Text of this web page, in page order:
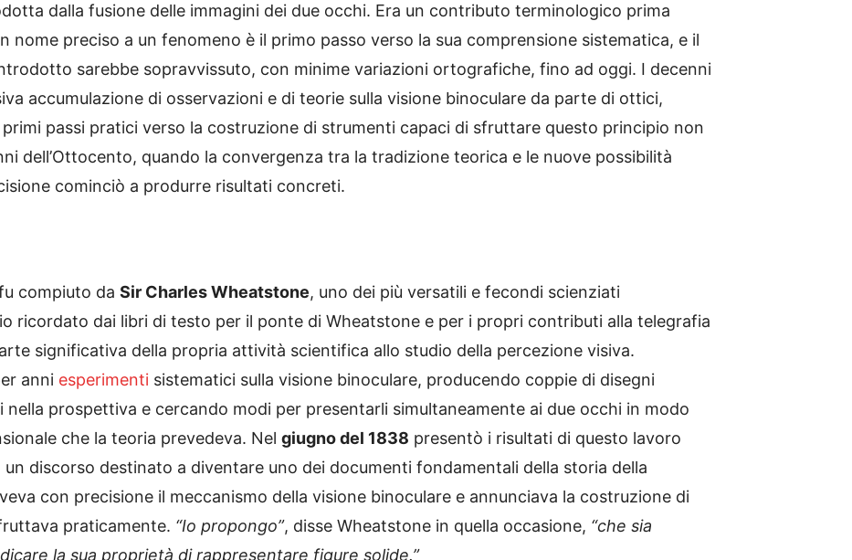
dalla fusione delle immagini dei due occhi. Era un contributo terminologico prima
nome preciso a un fenomeno è il primo passo verso la sua comprensione sistematica, e il
sarebbe sopravvissuto, con minime variazioni ortografiche, fino ad oggi. I decenni
accumulazione di osservazioni e di teorie sulla visione binoculare da parte di ottici,
passi pratici verso la costruzione di strumenti capaci di sfruttare questo principio non
dell’Ottocento, quando la convergenza tra la tradizione teorica e le nuove possibilità
cominciò a produrre risultati concreti.
compiuto da Sir Charles Wheatstone, uno dei più versatili e fecondi scienziati
ricordato dai libri di testo per il ponte di Wheatstone e per i propri contributi alla telegrafia
significativa della propria attività scientifica allo studio della percezione visiva.
anni esperimenti sistematici sulla visione binoculare, producendo coppie di disegni
prospettiva e cercando modi per presentarli simultaneamente ai due occhi in modo
che la teoria prevedeva. Nel giugno del 1838 presentò i risultati di questo lavoro
un discorso destinato a diventare uno dei documenti fondamentali della storia della
con precisione il meccanismo della visione binoculare e annunciava la costruzione di
praticamente. “Io propongo”, disse Wheatstone in quella occasione, “che sia
la sua proprietà di rappresentare figure solide.”